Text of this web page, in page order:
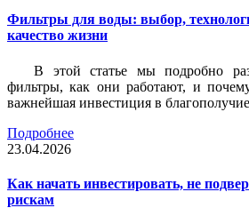
Фильтры для воды: выбор,
качество жизни
В этой статье мы подробно
фильтры, как они работают, и
важнейшая инвестиция в
Подробнее
23.04.2026
Как начать инвестировать, не
рискам